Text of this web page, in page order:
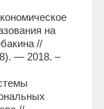
на
//
— 2018. –